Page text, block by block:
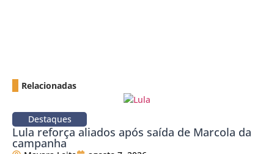
Relacionadas
Destaques
Lula reforça aliados após saída de Marcola da
campanha